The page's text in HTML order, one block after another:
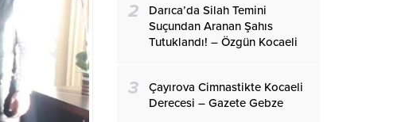
2
Darıca’da Silah Temini
Suçundan Aranan Şahıs
Tutuklandı! – Özgün Kocaeli
3
Çayırova Cimnastikte Kocaeli
Derecesi – Gazete Gebze